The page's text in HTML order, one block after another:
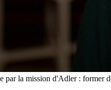
par la mission d'Adler : former